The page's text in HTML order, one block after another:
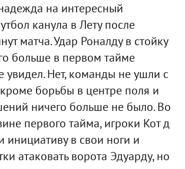
на интересный
канула в Лету после
матча. Удар Роналду в стойку
больше в первом тайме
увидел. Нет, команды не ушли с
борьбы в центре поля и
ничего больше не было. Во
первого тайма, игроки Кот д
инициативу в свои ноги и
атаковать ворота Эдуарду, но